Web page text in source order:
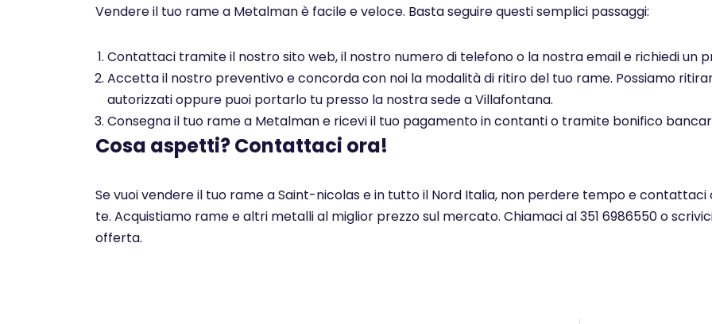
Vendere il tuo rame a Metalman è facile e veloce. Basta seguire questi semplici passaggi:
Contattaci tramite il nostro sito web, il nostro numero di telefono o la nostra email e richiedi un
Accetta il nostro preventivo e concorda con noi la modalità di ritiro del tuo rame. Possiamo
autorizzati oppure puoi portarlo tu presso la nostra sede a Villafontana.
Consegna il tuo rame a Metalman e ricevi il tuo pagamento in contanti o tramite bonifico
Cosa aspetti? Contattaci ora!
Se vuoi vendere il tuo rame a Saint-nicolas e in tutto il Nord Italia, non perdere tempo e
te. Acquistiamo rame e altri metalli al miglior prezzo sul mercato. Chiamaci al 351 6986550 o
offerta.